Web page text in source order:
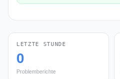
LETZTE STUNDE
0
Problemberichte